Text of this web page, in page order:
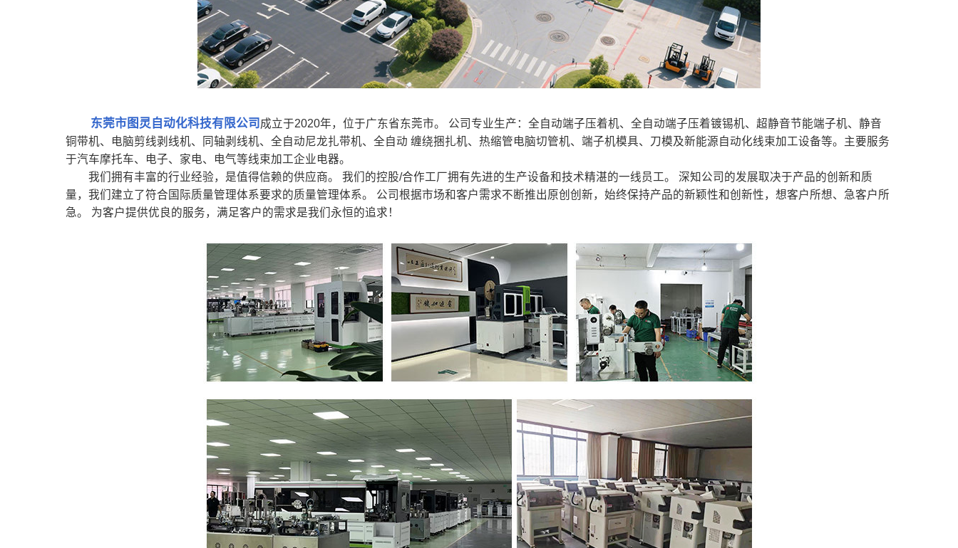
东莞市图灵自动化科技有限公司 成立于2020年，位于广东省东莞市。 公司专业生产：全自动端子压着机、全自动端子压着镀锡机、超静音节能端子机、静音
铜带机、电脑剪线剥线机、同轴剥线机、全自动尼龙扎带机、全自动 缠绕捆扎机、热缩管电脑切管机、端子机模具、刀模及新能源自动化线束加工设备等。主要服务
于汽车摩托车、电子、家电、电气等线束加工企业电器。
我们拥有丰富的行业经验，是值得信赖的供应商。 我们的控股/合作工厂拥有先进的生产设备和技术精湛的一线员工。 深知公司的发展取决于产品的创新和质
量，我们建立了符合国际质量管理体系要求的质量管理体系。 公司根据市场和客户需求不断推出原创创新，始终保持产品的新颖性和创新性，想客户所想、急客户所
急。 为客户提供优良的服务，满足客户的需求是我们永恒的追求！